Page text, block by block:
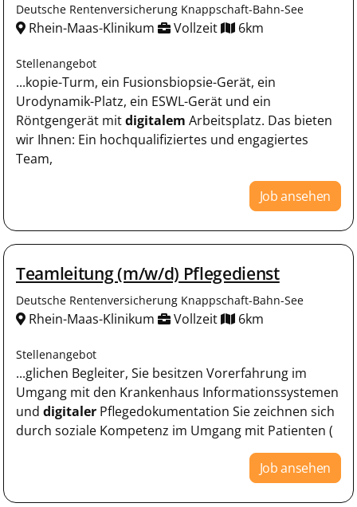
Deutsche Rentenversicherung Knappschaft-Bahn-See
Rhein-Maas-Klinikum Vollzeit 6km
Stellenangebot
...kopie-Turm, ein Fusionsbiopsie-Gerät, ein
Urodynamik-Platz, ein ESWL-Gerät und ein
Röntgengerät mitdigitalem Arbeitsplatz. Das bieten
wir Ihnen: Ein hochqualifiziertes und engagiertes
Team,
Job ansehen
Teamleitung (m/w/d) Pflegedienst
Deutsche Rentenversicherung Knappschaft-Bahn-See
Rhein-Maas-Klinikum Vollzeit 6km
Stellenangebot
...glichen Begleiter, Sie besitzen Vorerfahrung im
Umgang mit den Krankenhaus Informationssystemen
und digitaler Pflegedokumentation Sie zeichnen sich
durch soziale Kompetenz im Umgang mit Patienten (
Job ansehen